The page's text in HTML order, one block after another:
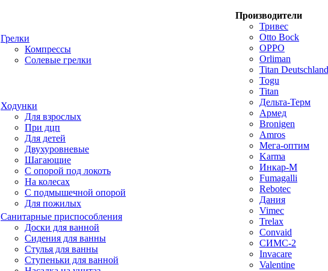
Грелки
Компрессы
Солевые грелки
Ходунки
Для взрослых
При дцп
Для детей
Двухуровневые
Шагающие
С опорой под локоть
На колесах
С подмышечной опорой
Для пожилых
Санитарные приспособления
Доски для ванной
Сидения для ванны
Стулья для ванны
Ступеньки для ванной
Производители
Тривес
Otto Bock
OPPO
Orliman
Titan
Togu
Titan
Дельта-Терм
Армед
Bronigen
Amros
Мега-оптим
Karma
Инкар-М
Fumagalli
Rebotec
Дания
Vimec
Trelax
Convaid
СИМС-2
Invacare
Valentine